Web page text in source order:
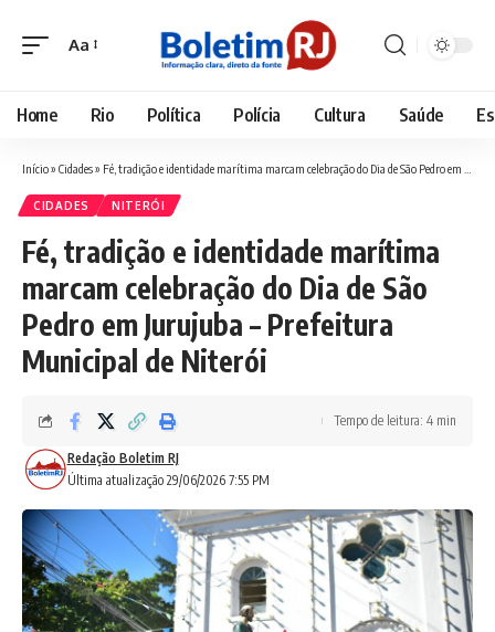
Font
Aa
Home Rio Política Polícia Cultura Saúde
Início» Cidades» Fé, tradição e identidade marítima marcam celebração do Dia de São Pedro em Jurujuba – Prefeitura Municipal de Niterói
CIDADES NITERÓI
Fé, tradição e identidade marítima
marcam celebração do Dia de São
Pedro em Jurujuba – Prefeitura
Municipal de Niterói
Última atualização 29/06/2026 7:55 PM
Redação Boletim RJ
Tempo de leitura: 4 min